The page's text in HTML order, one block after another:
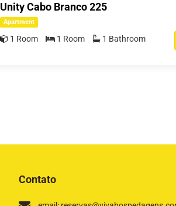
Unity Cabo Branco 225
Apartment
1 Room 1 Room 1 Bathroom
Contato